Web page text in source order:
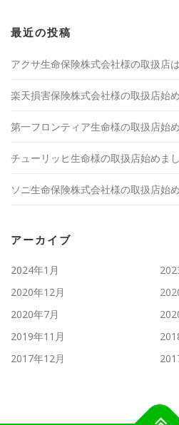
最近の投稿
アクサ生命保険株式会社様の取扱店
楽天損害保険株式会社様の取扱店始
第一フロンティア生命様の取扱店始
チューリッヒ生命様の取扱店始めま
ソニ生命保険株式会社様の取扱店始
アーカイブ
2024年1月
2020年12月
2020年7月
2019年11月
2017年12月